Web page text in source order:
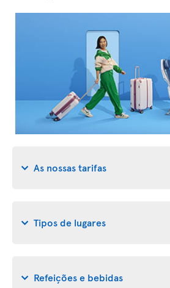
As nossas tarifas
Tipos de lugares
Refeições e bebidas